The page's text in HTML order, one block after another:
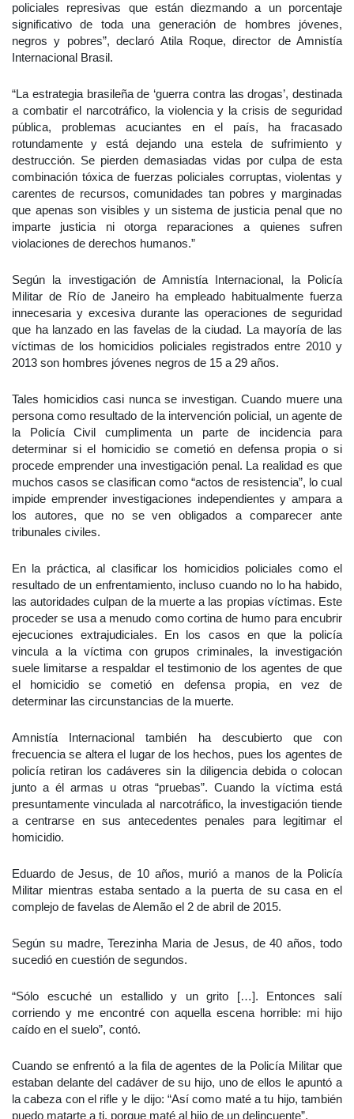
policiales represivas que están diezmando a un porcentaje
significativo de toda una generación de hombres jóvenes,
negros y pobres”, declaró Atila Roque, director de Amnistía
Internacional Brasil.
“La estrategia brasileña de ‘guerra contra las drogas’, destinada
a combatir el narcotráfico, la violencia y la crisis de seguridad
pública, problemas acuciantes en el país, ha fracasado
rotundamente y está dejando una estela de sufrimiento y
destrucción. Se pierden demasiadas vidas por culpa de esta
combinación tóxica de fuerzas policiales corruptas, violentas y
carentes de recursos, comunidades tan pobres y marginadas
que apenas son visibles y un sistema de justicia penal que no
imparte justicia ni otorga reparaciones a quienes sufren
violaciones de derechos humanos.”
Según la investigación de Amnistía Internacional, la Policía
Militar de Río de Janeiro ha empleado habitualmente fuerza
innecesaria y excesiva durante las operaciones de seguridad
que ha lanzado en las favelas de la ciudad. La mayoría de las
víctimas de los homicidios policiales registrados entre 2010 y
2013 son hombres jóvenes negros de 15 a 29 años.
Tales homicidios casi nunca se investigan. Cuando muere una
persona como resultado de la intervención policial, un agente de
la Policía Civil cumplimenta un parte de incidencia para
determinar si el homicidio se cometió en defensa propia o si
procede emprender una investigación penal. La realidad es que
muchos casos se clasifican como “actos de resistencia”, lo cual
impide emprender investigaciones independientes y ampara a
los autores, que no se ven obligados a comparecer ante
tribunales civiles.
En la práctica, al clasificar los homicidios policiales como el
resultado de un enfrentamiento, incluso cuando no lo ha habido,
las autoridades culpan de la muerte a las propias víctimas. Este
proceder se usa a menudo como cortina de humo para encubrir
ejecuciones extrajudiciales. En los casos en que la policía
vincula a la víctima con grupos criminales, la investigación
suele limitarse a respaldar el testimonio de los agentes de que
el homicidio se cometió en defensa propia, en vez de
determinar las circunstancias de la muerte.
Amnistía Internacional también ha descubierto que con
frecuencia se altera el lugar de los hechos, pues los agentes de
policía retiran los cadáveres sin la diligencia debida o colocan
junto a él armas u otras “pruebas”. Cuando la víctima está
presuntamente vinculada al narcotráfico, la investigación tiende
a centrarse en sus antecedentes penales para legitimar el
homicidio.
Eduardo de Jesus, de 10 años, murió a manos de la Policía
Militar mientras estaba sentado a la puerta de su casa en el
complejo de favelas de Alemão el 2 de abril de 2015.
Según su madre, Terezinha Maria de Jesus, de 40 años, todo
sucedió en cuestión de segundos.
“Sólo escuché un estallido y un grito […]. Entonces salí
corriendo y me encontré con aquella escena horrible: mi hijo
caído en el suelo”, contó.
Cuando se enfrentó a la fila de agentes de la Policía Militar que
estaban delante del cadáver de su hijo, uno de ellos le apuntó a
la cabeza con el rifle y le dijo: “Así como maté a tu hijo, también
puedo matarte a ti, porque maté al hijo de un delincuente”.